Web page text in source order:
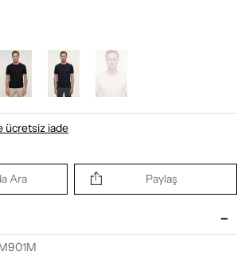
ücretsiz iade
Ara Paylaş